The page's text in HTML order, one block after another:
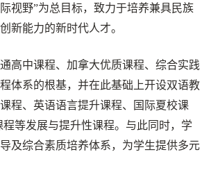
视野”为总目标，致力于培养兼具民族
新能力的新时代人才。
高中课程、加拿大优质课程、综合实践
体系的根基，并在此基础上开设双语教
程、英语语言提升课程、国际夏校课
等发展与提升性课程。与此同时，学
及综合素质培养体系，为学生提供多元